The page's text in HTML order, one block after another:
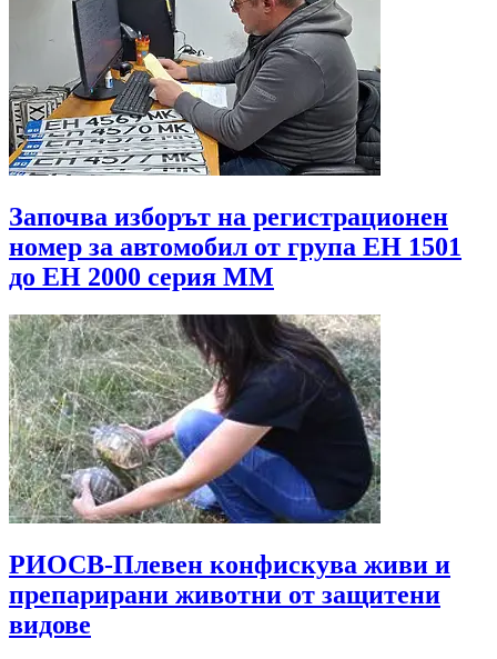
Започва изборът на регистрационен
номер за автомобил от група ЕН 1501
до EH 2000 серия MМ
РИОСВ-Плевен конфискува живи и
препарирани животни от защитени
видове